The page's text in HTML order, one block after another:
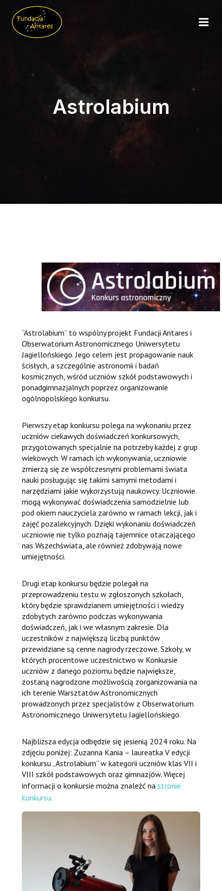
Astrolabium
“Astrolabium” to wspólny projekt Fundacji Antares i
Obserwatorium Astronomicznego Uniwersytetu
Jagiellońskiego. Jego celem jest propagowanie nauk
ścisłych, a szczególnie astronomii i badań
kosmicznych, wśród uczniów szkół podstawowych i
ponadgimnazjalnych poprzez organizowanie
ogólnopolskiego konkursu.
Pierwszy etap konkursu polega na wykonaniu przez
uczniów ciekawych doświadczeń konkursowych,
przygotowanych specjalnie na potrzeby każdej z grup
wiekowych. W ramach ich wykonywania, uczniowie
zmierzą się ze współczesnymi problemami świata
nauki posługując się takimi samymi metodami i
narzędziami jakie wykorzystują naukowcy. Uczniowie
mogą wykonywać doświadczenia samodzielnie lub
pod okiem nauczyciela zarówno w ramach lekcji, jak i
zajęć pozalekcyjnych. Dzięki wykonaniu doświadczeń
uczniowie nie tylko poznają tajemnice otaczającego
nas Wszechświata, ale również zdobywają nowe
umiejętności.
Drugi etap konkursu będzie polegał na
przeprowadzeniu testu w zgłoszonych szkołach,
który będzie sprawdzianem umiejętności i wiedzy
zdobytych zarówno podczas wykonywania
doświadczeń, jak i we własnym zakresie. Dla
uczestników z największą liczbą punktów
przewidziane są cenne nagrody rzeczowe. Szkoły, w
których procentowe uczestnictwo w Konkursie
uczniów z danego poziomu będzie największe,
zostaną nagrodzone możliwością zorganizowania na
ich terenie Warsztatów Astronomicznych
prowadzonych przez specjalistów z Obserwatorium
Astronomicznego Uniwersytetu Jagiellońskiego.
Najbliższa edycja odbędzie się jesienią 2024 roku. Na
zdjęciu poniżej: Zuzanna Kania – laureatka V edycji
konkursu „Astrolabium” w kategorii uczniów klas VII i
VIII szkół podstawowych oraz gimnazjów. Więcej
informacji o konkursie można znaleźć na stronie
konkursu.